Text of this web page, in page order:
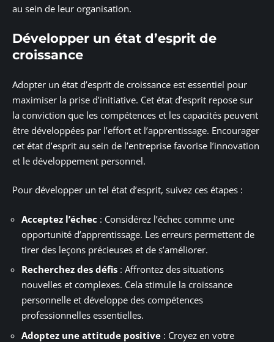
au sein de leur organisation.
Développer un état d’esprit de
croissance
Adopter un état d’esprit de croissance est essentiel pour
maximiser la prise d’initiative. Cet état d’esprit repose sur
la conviction que les compétences et les capacités peuvent
être développées par l’effort et l’apprentissage. Encourager
cet état d’esprit au sein de l’entreprise favorise l’innovation
et le développement personnel.
Pour développer un tel état d’esprit, suivez ces étapes :
Acceptez l’échec : Considérez l’échec comme une
opportunité d’apprentissage. Les erreurs permettent de
tirer des leçons précieuses et de s’améliorer.
Recherchez des défis : Affrontez des situations
nouvelles et complexes. Cela stimule la croissance
personnelle et développe des compétences
professionnelles essentielles.
Adoptez une attitude positive : Croyez en votre